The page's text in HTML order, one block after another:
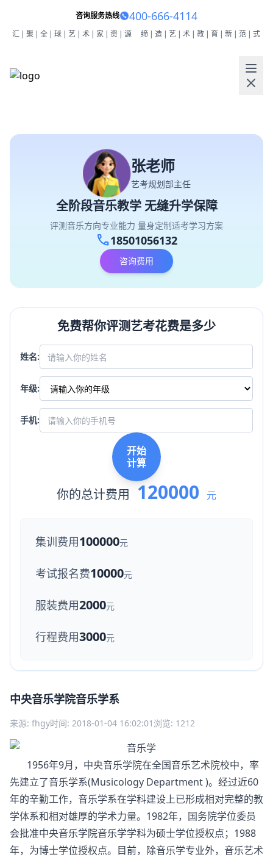
咨询服务热线 400-666-4114
汇|聚|全|球|艺|术|家|资|源 缔|造|艺|术|教|育|新|范|式
张老师
艺考规划部主任
全阶段音乐教学 无缝升学保障
评测音乐方向专业能力 量身定制适考学习方案
call18501056132
咨询费用
免费帮你评测艺考花费是多少
姓名:
年级:
手机:
开始
计算
你的总计费用 120000 元
集训费用100000元
考试报名费10000元
服装费用2000元
行程费用3000元
中央音乐学院音乐学系
来源: fhgy时间: 2018-01-04 16:02:01 浏览: 1212
1956年9月，中央音乐学院在全国音乐艺术院校中，率
先建立了音乐学系(Musicology Department )。经过近60
年的辛勤工作，音乐学系在学科建设上已形成相对完整的教
学体系和相对雄厚的学术力量。1982年，国务院学位委员
会批准中央音乐学院音乐学学科为硕士学位授权点；1988
年，为博士学位授权点。目前，除音乐学专业外，音乐艺术